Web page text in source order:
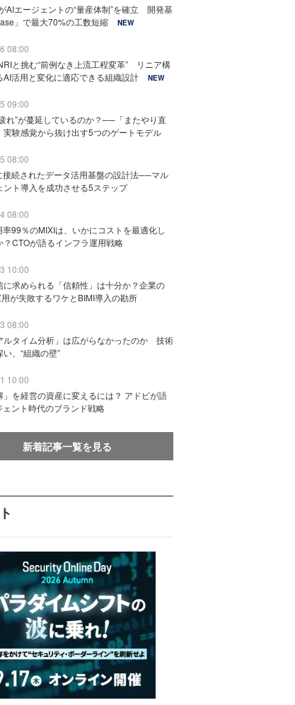
AIエージェントの“量産体制”を確立 開発基
」で最大70%の工数短縮
NEW
08:00
と挑む“前例なき上流工程変革” リニア構
AI活用と変化に適応できる組織設計
NEW
09:00
れ”が蔓延しているのか？──「またやり直
実験感覚から抜け出す5つのゲートモデル
08:00
接続されたデータ活用基盤の設計法──マル
ント導入を成功させる5ステップ
08:00
99％のMIXIは、いかにコストを最適化し
？CTOが語るインフラ運用戦略
10:00
に求められる「信頼性」は十分か？企業の
が失敗するワケとBIMI導入の勘所
08:00
ルタイム分析」は広がらなかったのか 技術
い、“組織の壁”
10:00
」を経営の資産に変えるには？ アドビが語
ェント時代のブランド戦略
新着記事一覧を見る